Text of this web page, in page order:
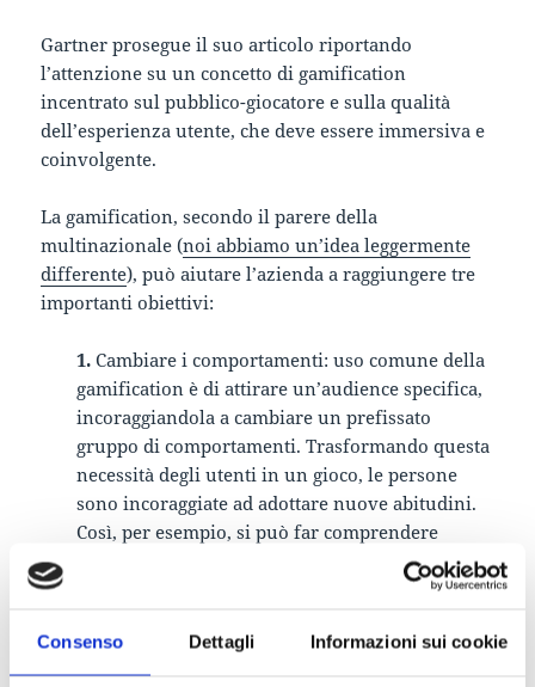
Consenso Dettagli Informazioni sui cookie
Gartner prosegue il suo articolo riportando
l’attenzione su un concetto di gamification
incentrato sul pubblico-giocatore e sulla qualità
dell’esperienza utente, che deve essere immersiva e
coinvolgente.
La gamification, secondo il parere della
multinazionale (noi abbiamo un’idea leggermente
differente), può aiutare l’azienda a raggiungere tre
importanti obiettivi:
1. Cambiare i comportamenti: uso comune della
gamification è di attirare un’audience specifica,
incoraggiandola a cambiare un prefissato
gruppo di comportamenti. Trasformando questa
necessità degli utenti in un gioco, le persone
sono incoraggiate ad adottare nuove abitudini.
Così, per esempio, si può far comprendere
meglio ai consumatori le caratteristiche del
proprio prodotto, in modo che essi diventino
far adottare nuove processi più
efficienti/efficaci ai propri dipendenti.